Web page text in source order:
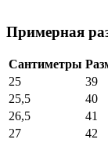
Примерная
Сантиметры
25
39
25,5
40
26,5
41
27
42